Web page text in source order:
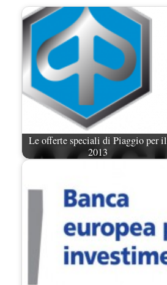
Le offerte speciali di Piaggio per il
2013